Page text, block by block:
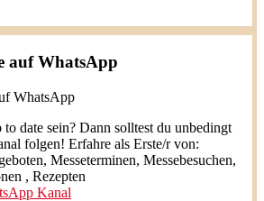
auf WhatsApp
date sein? Dann solltest du unbedingt
folgen! Erfahre als Erste/r von:
Messeterminen, Messebesuchen,
, Rezepten
Kanal